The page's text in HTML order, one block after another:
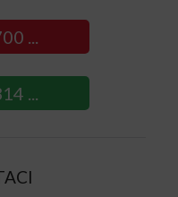
...
...